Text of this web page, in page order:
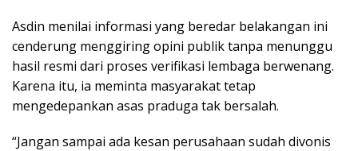
Asdin menilai informasi yang beredar belakangan ini
cenderung menggiring opini publik tanpa menunggu
hasil resmi dari proses verifikasi lembaga berwenang.
Karena itu, ia meminta masyarakat tetap
mengedepankan asas praduga tak bersalah.
“Jangan sampai ada kesan perusahaan sudah divonis